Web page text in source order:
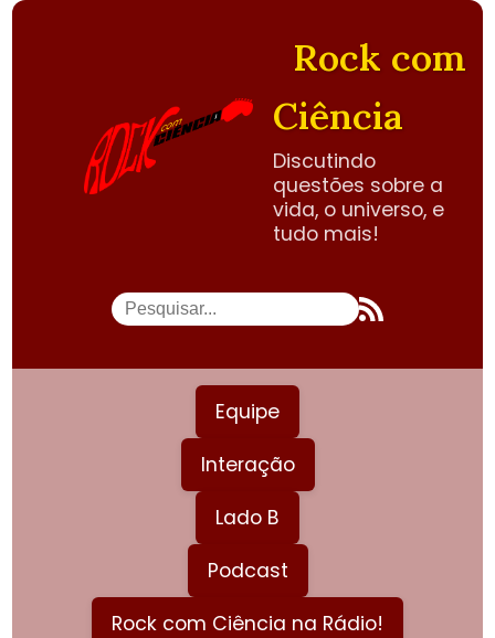
Rock com
Ciência
Discutindo
questões sobre a
vida, o universo, e
tudo mais!
Equipe
Interação
Lado B
Podcast
Rock com Ciência na Rádio!